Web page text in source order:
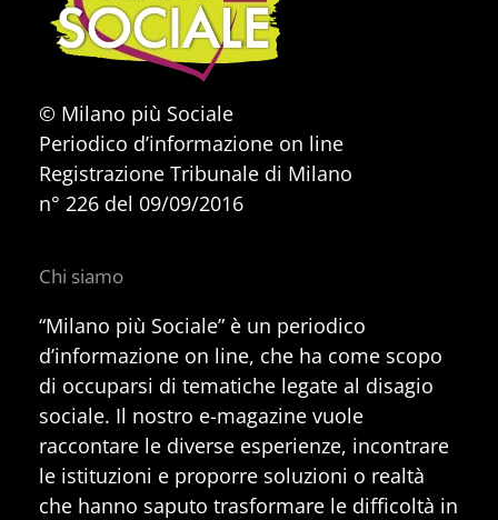
© Milano più Sociale
Periodico d’informazione on line
Registrazione Tribunale di Milano
n° 226 del 09/09/2016
Chi siamo
“Milano più Sociale” è un periodico
d’informazione on line, che ha come scopo
di occuparsi di tematiche legate al disagio
sociale. Il nostro e-magazine vuole
raccontare le diverse esperienze, incontrare
le istituzioni e proporre soluzioni o realtà
che hanno saputo trasformare le difficoltà in